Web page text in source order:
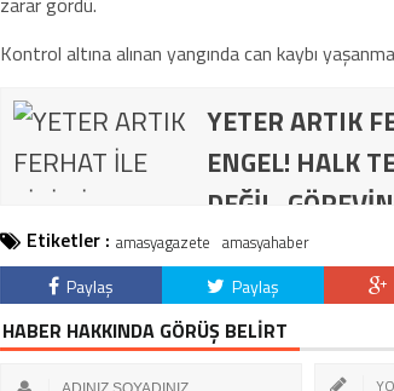
Kontrol altına alınan yangında can kaybı
YETER ARTIK
ENGEL! HALK
DEĞİL,
Etiketler : amasyagazete amasyahaber
Paylaş Paylaş
HABER HAKKINDA GÖRÜŞ BELİRT